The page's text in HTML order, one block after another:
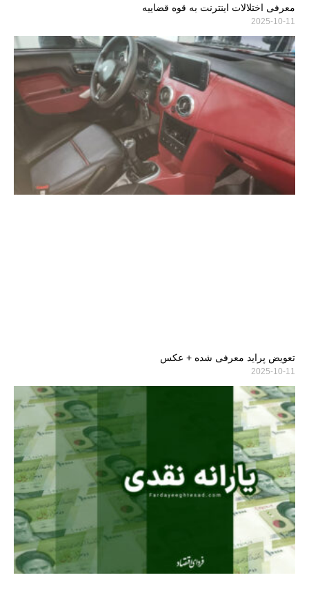
معرفی اختلالات اینترنت به قوه قضاییه
2025-10-11
تعویض پراید معرفی شده + عکس
2025-10-11